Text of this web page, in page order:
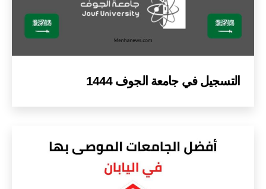
التسجيل في جامعة الجوف 1444